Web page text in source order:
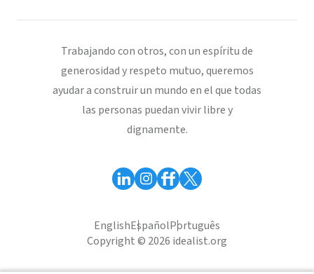
Trabajando con otros, con un espíritu de
generosidad y respeto mutuo, queremos
ayudar a construir un mundo en el que todas
las personas puedan vivir libre y
dignamente.
EnglishEspañolPortuguês
Copyright © 2026 idealist.org